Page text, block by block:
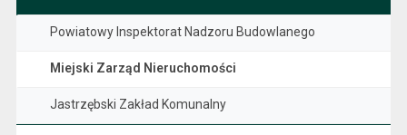
Powiatowy Inspektorat Nadzoru Budowlanego
Miejski Zarząd Nieruchomości
Jastrzębski Zakład Komunalny